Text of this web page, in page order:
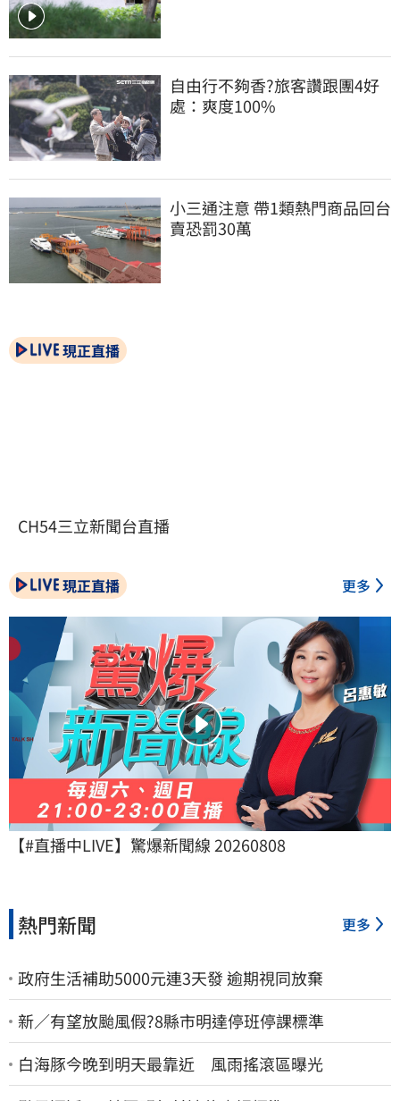
自由行不夠香?旅客讚跟團4好
處：爽度100%
小三通注意 帶1類熱門商品回台
賣恐罰30萬
現正直播
CH54三立新聞台直播
現正直播 更多
【#直播中LIVE】驚爆新聞線 20260808
熱門新聞 更多
政府生活補助5000元連3天發 逾期視同放棄
新／有望放颱風假?8縣市明達停班停課標準
白海豚今晚到明天最靠近 風雨搖滾區曝光